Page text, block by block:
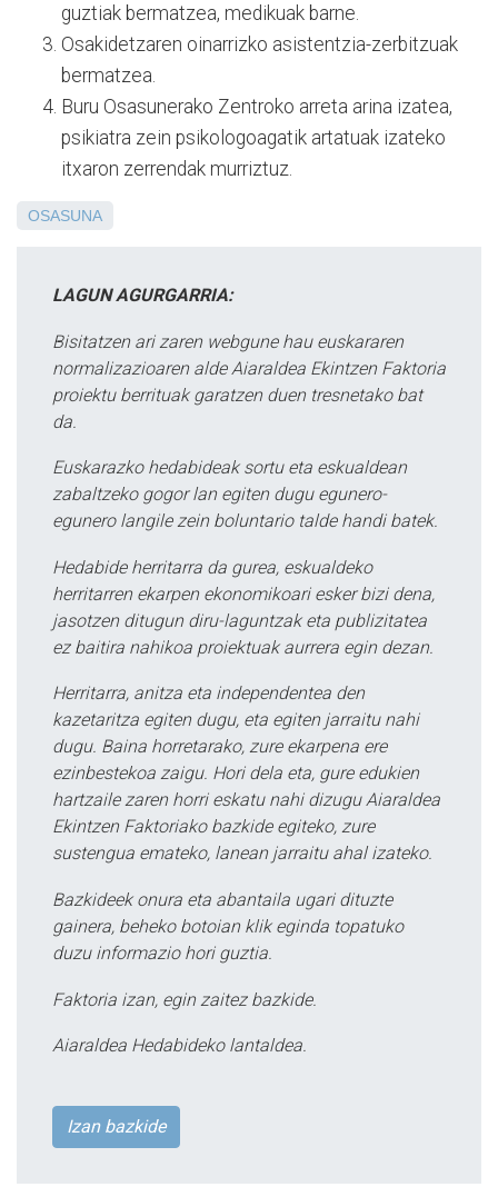
guztiak bermatzea, medikuak barne.
Osakidetzaren oinarrizko asistentzia-zerbitzuak
bermatzea.
Buru Osasunerako Zentroko arreta arina izatea,
psikiatra zein psikologoagatik artatuak izateko
itxaron zerrendak murriztuz.
OSASUNA
LAGUN AGURGARRIA:
Bisitatzen ari zaren webgune hau euskararen
normalizazioaren alde Aiaraldea Ekintzen Faktoria
proiektu berrituak garatzen duen tresnetako bat
da.
Euskarazko hedabideak sortu eta eskualdean
zabaltzeko gogor lan egiten dugu egunero-
egunero langile zein boluntario talde handi batek.
Hedabide herritarra da gurea, eskualdeko
herritarren ekarpen ekonomikoari esker bizi dena,
jasotzen ditugun diru-laguntzak eta publizitatea
ez baitira nahikoa proiektuak aurrera egin dezan.
Herritarra, anitza eta independentea den
kazetaritza egiten dugu, eta egiten jarraitu nahi
dugu. Baina horretarako, zure ekarpena ere
ezinbestekoa zaigu. Hori dela eta, gure edukien
hartzaile zaren horri eskatu nahi dizugu Aiaraldea
Ekintzen Faktoriako bazkide egiteko, zure
sustengua emateko, lanean jarraitu ahal izateko.
Bazkideek onura eta abantaila ugari dituzte
gainera, beheko botoian klik eginda topatuko
duzu informazio hori guztia.
Faktoria izan, egin zaitez bazkide.
Aiaraldea Hedabideko lantaldea.
Izan bazkide